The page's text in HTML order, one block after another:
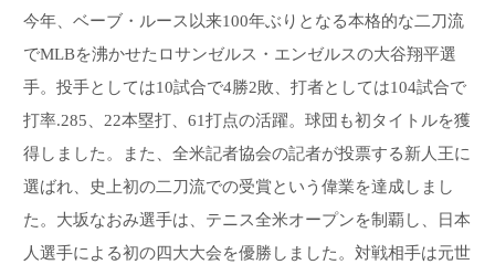
今年、ベーブ・ルース以来100年ぶりとなる本格的な二刀流
でMLBを沸かせたロサンゼルス・エンゼルスの大谷翔平選
手。投手としては10試合で4勝2敗、打者としては104試合で
打率.285、22本塁打、61打点の活躍。球団も初タイトルを獲
得しました。また、全米記者協会の記者が投票する新人王に
選ばれ、史上初の二刀流での受賞という偉業を達成しまし
た。大坂なおみ選手は、テニス全米オープンを制覇し、日本
人選手による初の四大大会を優勝しました。対戦相手は元世